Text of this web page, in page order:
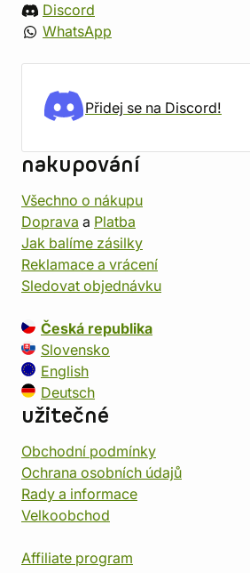
Discord
WhatsApp
Přidej se na Discord!
nakupování
Všechno o nákupu
Doprava a Platba
Jak balíme zásilky
Reklamace a vrácení
Sledovat objednávku
Česká republika
Slovensko
English
Deutsch
užitečné
Obchodní podmínky
Ochrana osobních údajů
Rady a informace
Velkoobchod
Affiliate program